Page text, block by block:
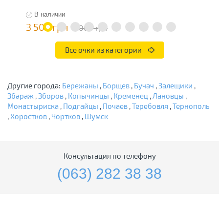
В наличии
3 500 грн 7 000 грн
Все очки из категории
Другие города: Бережаны , Борщев , Бучач , Залещики ,
Збараж , Зборов , Копычинцы , Кременец ,Лановцы ,
Монастыриска , Подгайцы , Почаев ,Теребовля ,Тернополь
,Хоростков , Чортков , Шумск
Консультация по телефону
(063) 282 38 38